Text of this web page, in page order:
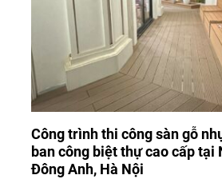
Công trình thi công sàn gỗ
ban công biệt thự cao cấp tại
Đông Anh, Hà Nội